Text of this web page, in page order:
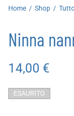
Home / Shop /
Ninna
14,00 €
ESAURITO